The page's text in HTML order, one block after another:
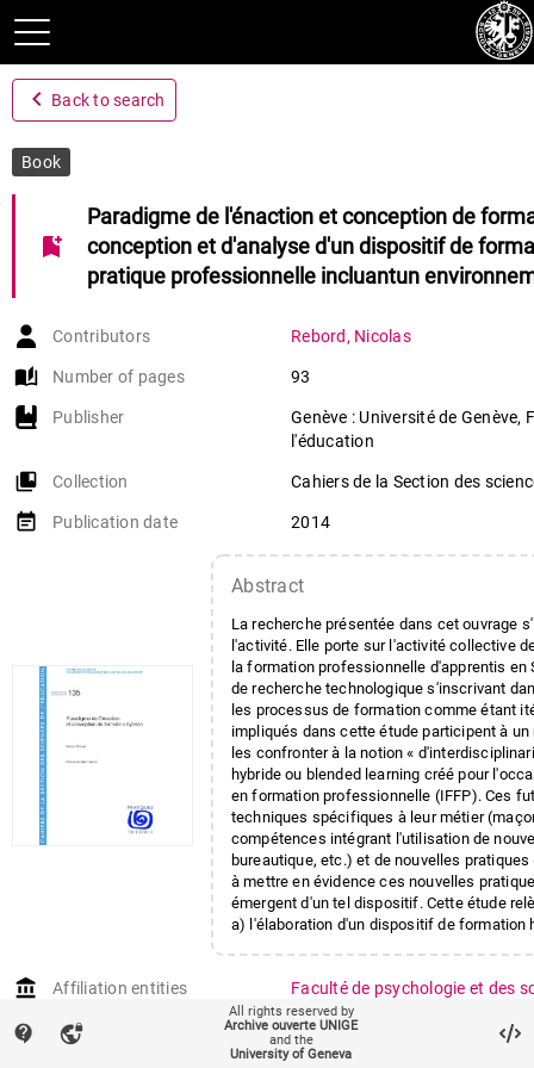
navigate_before Back to search
Book
bookmark_add
Paradigme de l'énaction et conception de
conception et d'analyse d'un dispositif de
pratique professionnelle incluantun
Contributors Rebord , Nicolas
auto_stories Number of pages 93
Publisher
Genève : Université de
l'éducation
collections_bookmark Collection Cahiers de la Section des
event_note Publication date 2014
Abstract
La recherche présentée dans cet ouvrage
l'activité. Elle porte sur l'activité collective
la formation professionnelle d'apprentis
de recherche technologique s'inscrivant
les processus de formation comme étant
impliqués dans cette étude participent à
les confronter à la notion «
hybride ou blended learning créé pour
en formation professionnelle (IFFP). Ces
techniques spécifiques à leur métier
compétences intégrant l'utilisation de
bureautique, etc.) et de nouvelles
à mettre en évidence ces nouvelles
émergent d'un tel dispositif. Cette étude
a) l'élaboration d'un dispositif de formation
engagés dans ce processus. Plus
autour des trois thématiques que sont : a)
apprenants, b) la conception de
numériques de formation.
account_balance Affiliation entities
Faculté de psychologie et des
sciences de l'éducation
Conception-Recherche-
contact_support vpn_lock
All rights reserved by
Archive ouverte UNIGE
and the
University of Geneva